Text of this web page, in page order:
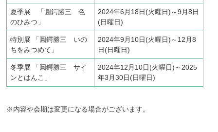
夏季展 「圓鍔勝三 色
のひみつ」
2024年6月18日(火曜日)～9月8日
(日曜日)
特別展 「圓鍔勝三 いの
ちをみつめて」
2024年9月10日(火曜日)～12月8
日(日曜日)
冬季展 「圓鍔勝三 サイ
ンとはんこ」
2024年12月10日(火曜日)～2025
年3月30日(日曜日)
※内容や会期は変更になる場合がございます。